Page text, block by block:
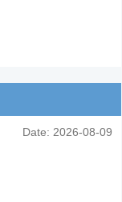
Date: 2026-08-09